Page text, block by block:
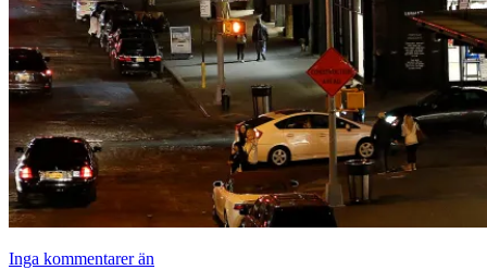
Inga kommentarer än